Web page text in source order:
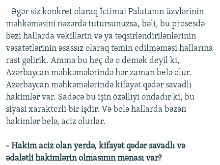
- Əgər siz konkret olaraq İctimai Palatanın üzvlərinin
məhkəməsini nəzərdə tutursunuzsa, bəli, bu prosesdə
bəzi hallarda vəkillərin və ya təqsirləndirilənlərinin
vəsatətlərinin əsassız olaraq təmin edilməməsi hallarına
rast gəlirik. Amma bu heç də o demək deyil ki,
Azərbaycan məhkəmələrində hər zaman belə olur.
Azərbaycan məhkəmələrində kifayət qədər savadlı
hakimlər var. Sadəcə bu işin özəlliyi ondadır ki, bu
siyasi xarakterli bir işdir. Və belə hallarda bəzən
hakimlər belə, aciz olurlar.
- Hakim aciz olan yerdə, kifayət qədər savadlı və
ədalətli hakimlərin olmasının mənası var?